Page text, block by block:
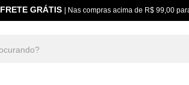
FRETE GRÁTIS | Nas compras acima de R$ 99,00